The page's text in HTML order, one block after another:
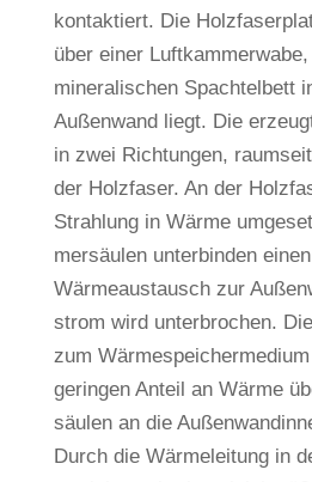
kon­tak­tiert. Die
über einer
mine­ra­li­schen Spach­tel­bett
Außen­wand liegt. Die
in zwei Rich­tungen,
der Holz­faser. An der
Strah­lung in Wärme
mer­säulen unter­binden
Wär­me­aus­tausch zur
strom wird unter­bro­chen.
zum
geringen Anteil an Wärme
säulen an die
Durch die Wär­me­lei­tung in